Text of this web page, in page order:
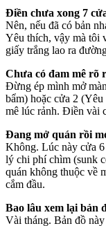
Điền chưa xong 7
Nên, nếu đã có bản
Yêu thích, vậy mà tôi
giấy trắng lao ra
Chưa có đam mê rõ
Đừng ép mình mở
bẩm) hoặc cửa 2
mê lúc rảnh. Điền vài
Đang mở quán rồi
Không. Lúc này cửa
lý chi phí chìm (sunk
quán không thuộc về
cắm đầu.
Bao lâu xem lại bản
Vài tháng. Bản đồ